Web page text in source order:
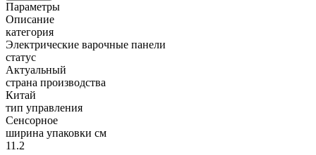
Параметры
Описание
категория
Электрические варочные панели
статус
Актуальный
страна производства
Китай
тип управления
Сенсорное
ширина упаковки см
11.2